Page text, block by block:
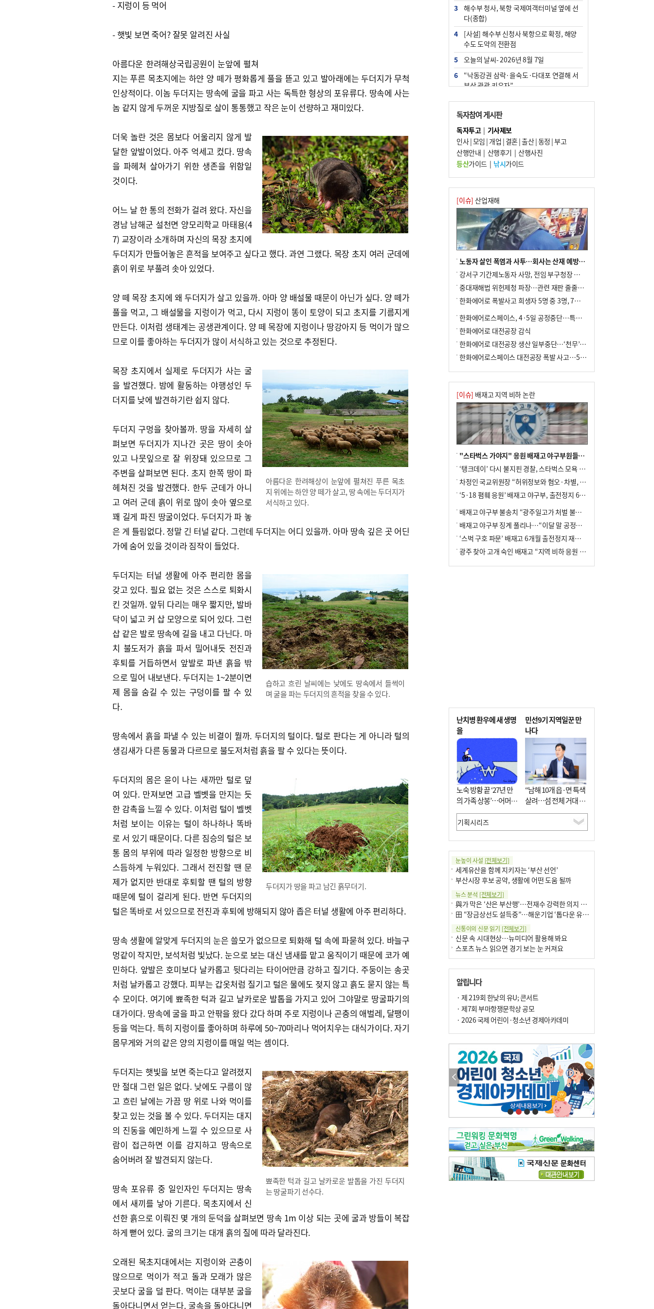
- 지렁이 등 먹어
- 햇빛 보면 죽어? 잘못 알려진 사실
아름다운 한려해상국립공원이 눈앞에 펼쳐
지는 푸른 목초지에는 하얀 양 떼가 평화롭게 풀을 뜯고 있고 발아래에는 두더지가 무척
인상적이다. 이놈 두더지는 땅속에 굴을 파고 사는 독특한 형상의 포유류다. 땅속에 사는
놈 같지 않게 두꺼운 지방질로 살이 통통했고 작은 눈이 선량하고 재미있다.
더욱 놀란 것은 몸보다 어울리지 않게 발
달한 앞발이었다. 아주 억세고 컸다. 땅속
을 파헤쳐 살아가기 위한 생존을 위함일
것이다.
어느 날 한 통의 전화가 걸려 왔다. 자신을
경남 남해군 설천면 양모리학교 마태용(4
7) 교장이라 소개하며 자신의 목장 초지에
두더지가 만들어놓은 흔적을 보여주고 싶다고 했다. 과연 그랬다. 목장 초지 여러 군데에
흙이 위로 부풀려 솟아 있었다.
양 떼 목장 초지에 왜 두더지가 살고 있을까. 아마 양 배설물 때문이 아닌가 싶다. 양 떼가
풀을 먹고, 그 배설물을 지렁이가 먹고, 다시 지렁이 똥이 토양이 되고 초지를 기름지게
만든다. 이처럼 생태계는 공생관계이다. 양 떼 목장에 지렁이나 땅강아지 등 먹이가 많으
므로 이를 좋아하는 두더지가 많이 서식하고 있는 것으로 추정된다.
아름다운 한려해상이 눈앞에 펼쳐진 푸른 목초
지 위에는 하얀 양 떼가 살고, 땅 속에는 두더지가
서식하고 있다.
목장 초지에서 실제로 두더지가 사는 굴
을 발견했다. 밤에 활동하는 야행성인 두
더지를 낮에 발견하기란 쉽지 않다.
두더지 구멍을 찾아볼까. 땅을 자세히 살
펴보면 두더지가 지나간 곳은 땅이 솟아
있고 나뭇잎으로 잘 위장돼 있으므로 그
주변을 살펴보면 된다. 초지 한쪽 땅이 파
헤쳐진 것을 발견했다. 한두 군데가 아니
고 여러 군데 흙이 위로 많이 솟아 옆으로
꽤 길게 파진 땅굴이었다. 두더지가 파 놓
은 게 틀림없다. 정말 긴 터널 같다. 그런데 두더지는 어디 있을까. 아마 땅속 깊은 곳 어딘
가에 숨어 있을 것이라 짐작이 들었다.
습하고 흐린 날씨에는 낮에도 땅속에서 들썩이
며 굴을 파는 두더지의 흔적을 찾을 수 있다.
두더지는 터널 생활에 아주 편리한 몸을
갖고 있다. 필요 없는 것은 스스로 퇴화시
킨 것일까. 앞뒤 다리는 매우 짧지만, 발바
닥이 넓고 커 삽 모양으로 되어 있다. 그런
삽 같은 발로 땅속에 길을 내고 다닌다. 마
치 불도저가 흙을 파서 밀어내듯 전진과
후퇴를 거듭하면서 앞발로 파낸 흙을 밖
으로 밀어 내보낸다. 두더지는 1~2분이면
제 몸을 숨길 수 있는 구덩이를 팔 수 있
다.
땅속에서 흙을 파낼 수 있는 비결이 뭘까. 두더지의 털이다. 털로 판다는 게 아니라 털의
생김새가 다른 동물과 다르므로 불도저처럼 흙을 팔 수 있다는 뜻이다.
두더지가 땅을 파고 남긴 흙무더기.
두더지의 몸은 윤이 나는 새까만 털로 덮
여 있다. 만져보면 고급 벨벳을 만지는 듯
한 감촉을 느낄 수 있다. 이처럼 털이 벨벳
처럼 보이는 이유는 털이 하나하나 똑바
로 서 있기 때문이다. 다른 짐승의 털은 보
통 몸의 부위에 따라 일정한 방향으로 비
스듬하게 누워있다. 그래서 전진할 땐 문
제가 없지만 반대로 후퇴할 땐 털의 방향
때문에 털이 걸리게 된다. 반면 두더지의
털은 똑바로 서 있으므로 전진과 후퇴에 방해되지 않아 좁은 터널 생활에 아주 편리하다.
땅속 생활에 알맞게 두더지의 눈은 쓸모가 없으므로 퇴화해 털 속에 파묻혀 있다. 바늘구
멍같이 작지만, 보석처럼 빛났다. 눈으로 보는 대신 냄새를 맡고 움직이기 때문에 코가 예
민하다. 앞발은 호미보다 날카롭고 뒷다리는 타이어만큼 강하고 질기다. 주둥이는 송곳
처럼 날카롭고 강했다. 피부는 갑옷처럼 질기고 털은 물에도 젖지 않고 흙도 묻지 않는 특
수 모이다. 여기에 뾰족한 턱과 길고 날카로운 발톱을 가지고 있어 그야말로 땅굴파기의
대가이다. 땅속에 굴을 파고 안팎을 왔다 갔다 하며 주로 지렁이나 곤충의 애벌레, 달팽이
등을 먹는다. 특히 지렁이를 좋아하며 하루에 50~70마리나 먹어치우는 대식가이다. 자기
몸무게와 거의 같은 양의 지렁이를 매일 먹는 셈이다.
뾰족한 턱과 길고 날카로운 발톱을 가진 두더지
는 땅굴파기 선수다.
두더지는 햇빛을 보면 죽는다고 알려졌지
만 절대 그런 일은 없다. 낮에도 구름이 많
고 흐린 날에는 가끔 땅 위로 나와 먹이를
찾고 있는 것을 볼 수 있다. 두더지는 대지
의 진동을 예민하게 느낄 수 있으므로 사
람이 접근하면 이를 감지하고 땅속으로
숨어버려 잘 발견되지 않는다.
땅속 포유류 중 일인자인 두더지는 땅속
에서 새끼를 낳아 기른다. 목초지에서 신
선한 흙으로 이뤄진 몇 개의 둔덕을 살펴보면 땅속 1m 이상 되는 곳에 굴과 방들이 복잡
하게 뻗어 있다. 굴의 크기는 대개 흙의 질에 따라 달라진다.
오래된 목초지대에서는 지렁이와 곤충이
많으므로 먹이가 적고 돌과 모래가 많은
곳보다 굴을 덜 판다. 먹이는 대부분 굴을
돌아다니면서 얻는다. 굴속을 돌아다니면
3
해수부 청사, 북항 국제여객터미널 옆에 선
다(종합)
4
[사설] 해수부 신청사 북항으로 확정, 해양
수도 도약의 전환점
5
오늘의 날씨- 2026년 8월 7일
6
“낙동강권 삼락·을숙도·다대포 연결해 서
부산 관광 키우자”
7
부울경 주말부터 비소식…‘극한 폭염’ 한풀
꺾일 듯
8
피란마을 67년 역사인데…전교생 24명 아
미초 통폐합 기로
9
외국인 선원 ‘인신매매 경유지’ 된 부산…
우려가 현실로
10 수사독점 책임 커진 경찰, 방치사건 해결 부
랴부랴 속도전
독자참여 게시판
독자투고| 기사제보
인사|모임 | 개업 | 결혼|출산|동정 |부고
산행안내 | 산행후기 | 산행사진
등산가이드| 낚시가이드
[이슈] 산업재해
노동자 살인 폭염과 사투…회사는 산재 예방·전기료 절감 전력
강서구 기간제노동자 사망, 전임 부구청장 檢 송치
중대재해법 위헌제청 파장…관련 재판 줄줄이 브레이크
한화에어로 폭발사고 희생자 5명 중 3명, 7일 영면
한화에어로스페이스, 4·5일 공정중단…특별 안전점검
한화에어로 대전공장 감식
한화에어로 대전공장 생산 일부중단…‘천무’ 수출 비상
한화에어로스페이스 대전공장 폭발 사고…5명 사망·2명 부상(종합)
[이슈] 배재고 지역 비하 논란
"스타벅스 가야지" 응원 배재고 야구부원들, 학교서 징계 처분
‘탱크데이’ 다시 불지핀 경찰, 스타벅스 모욕 혐의 압수수색
차정인 국교위원장 “허위정보와 혐오·차별, 학교 교실까지 유입"
‘5·18 폄훼 응원’ 배재고 야구부, 출전정지 6개월→1개월 감경
배재고 야구부 불송치 “광주일고가 처벌 불원 의사 표해”
배재고 야구부 징계 풀리나…“이달 말 공정위서 재심의”
‘스벅 구호 파문’ 배재고 6개월 출전정지 재심 신청키로
광주 찾아 고개 숙인 배재고 “지역 비하 응원 잘못”(종합)
난치병 환우에 새 생명
을
노숙 방황 끝 ‘27년 만
의 가족 상봉’…어머니
와 행복 꿈꿔
민선9기 지역일꾼 만
나다
“남해 10개 읍·면 특색
살려…섬 전체 거대 정
원으로 조성”
눈높이 사설 [전체보기]
세계유산을 함께 지키자는 ‘부산 선언’
부산시장 후보 공약, 생활에 어떤 도움 될까
뉴스 분석 [전체보기]
與가 막은 ‘산은 부산행’…전재수 강력한 의지 표명 없인 공염불
田 “장금상선도 설득중”…해운기업 ‘톱다운 유치전’ 가속
신통이의 신문 읽기 [전체보기]
신문 속 시대현상…뉴미디어 활용해 봐요
스포츠 뉴스 읽으면 경기 보는 눈 커져요
구·군 승진 축하화분 관행 없애자니 소상공인 울상
팩트체크[전체보기]
의령 한우산 털중나리
한 손 뉴스[전체보기]
시민이 개발한 폭염 대응 앱 ‘그늘로’ 길안내 지도 등 인기
골목 맛집 발굴 고메 셀렉션…부산시, 페스티벌 시월 연계
오늘의 날씨-[전체보기]
오늘의 날씨- 2026년 8월 7일
오늘의 날씨- 2026년 8월 6일
우리 결혼해요-[전체보기]
우리 결혼해요- 김홍윤·정세빈 커플
알립니다
· 제 219회 한낮의 유U; 콘서트
· 제7회 부마항쟁문학상 공모
· 2026 국제 어린이·청소년 경제아카데미